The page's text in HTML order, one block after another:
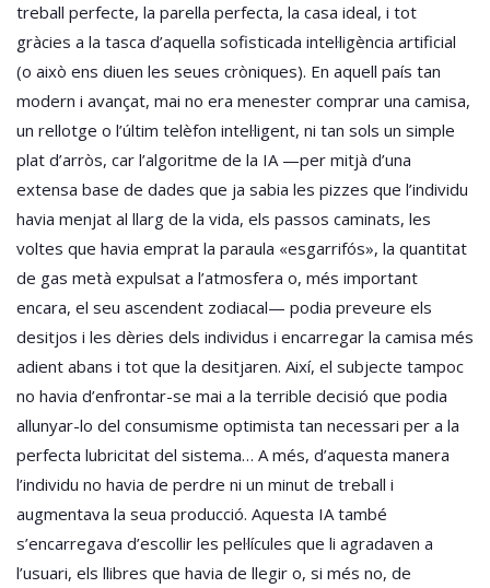
treball perfecte, la parella perfecta, la casa ideal, i tot
gràcies a la tasca d’aquella sofisticada intel·ligència artificial
(o això ens diuen les seues cròniques). En aquell país tan
modern i avançat, mai no era menester comprar una camisa,
un rellotge o l’últim telèfon intel·ligent, ni tan sols un simple
plat d’arròs, car l’algoritme de la IA —per mitjà d’una
extensa base de dades que ja sabia les pizzes que l’individu
havia menjat al llarg de la vida, els passos caminats, les
voltes que havia emprat la paraula «esgarrifós», la quantitat
de gas metà expulsat a l’atmosfera o, més important
encara, el seu ascendent zodiacal— podia preveure els
desitjos i les dèries dels individus i encarregar la camisa més
adient abans i tot que la desitjaren. Així, el subjecte tampoc
no havia d’enfrontar-se mai a la terrible decisió que podia
allunyar-lo del consumisme optimista tan necessari per a la
perfecta lubricitat del sistema… A més, d’aquesta manera
l’individu no havia de perdre ni un minut de treball i
augmentava la seua producció. Aquesta IA també
s’encarregava d’escollir les pel·lícules que li agradaven a
l’usuari, els llibres que havia de llegir o, si més no, de